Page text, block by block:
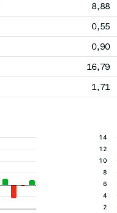
8,88
0,55
0,90
16,79
1,71
2
4
6
8
10
12
14